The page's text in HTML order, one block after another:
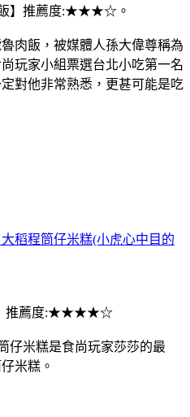
飯】推薦度:★★★☆。
肉飯，被媒體人孫大偉尊稱為
玩家小組票選台北小吃第一名
對他非常熟悉，更甚可能是吃
稻程筒仔米糕(小虎心中目的
】推薦度:★★★★☆
仔米糕是食尚玩家莎莎的最
米糕。